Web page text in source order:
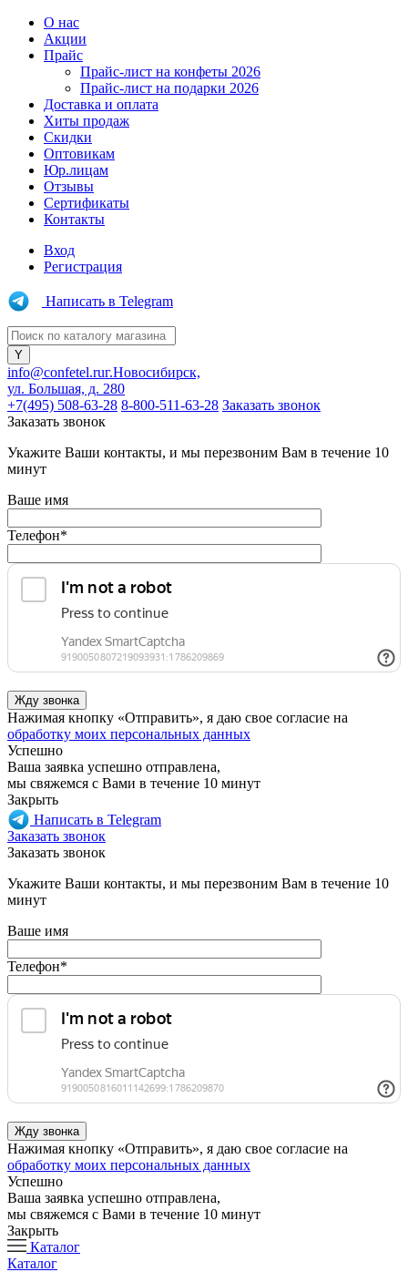
О нас
Акции
Прайс
Прайс-лист на конфеты 2026
Прайс-лист на подарки 2026
Доставка и оплата
Хиты продаж
Скидки
Оптовикам
Юр.лицам
Отзывы
Сертификаты
Контакты
Вход
Регистрация
Написать в Telegram
info@confetel.ruг.Новосибирск,
ул. Большая, д. 280
+7(495) 508-63-28 8-800-511-63-28 Заказать звонок
Заказать звонок
Укажите Ваши контакты, и мы перезвоним Вам в течение 10
минут
Ваше имя
Телефон*
Нажимая кнопку «Отправить», я даю свое согласие на
обработку моих персональных данных
Успешно
Ваша заявка успешно отправлена,
мы свяжемся с Вами в течение 10 минут
Закрыть
Написать в Telegram
Заказать звонок
Заказать звонок
Укажите Ваши контакты, и мы перезвоним Вам в течение 10
минут
Ваше имя
Телефон*
Нажимая кнопку «Отправить», я даю свое согласие на
обработку моих персональных данных
Успешно
Ваша заявка успешно отправлена,
мы свяжемся с Вами в течение 10 минут
Закрыть
Каталог
Каталог